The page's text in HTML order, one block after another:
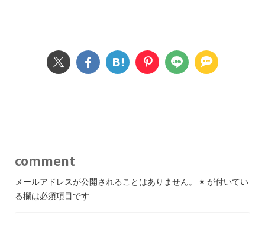
comment
メールアドレスが公開されることはありません。 ※ が付いてい
る欄は必須項目です